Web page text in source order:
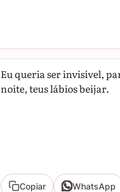
Eu queria ser invisível,
noite, teus lábios beijar.
Copiar WhatsApp